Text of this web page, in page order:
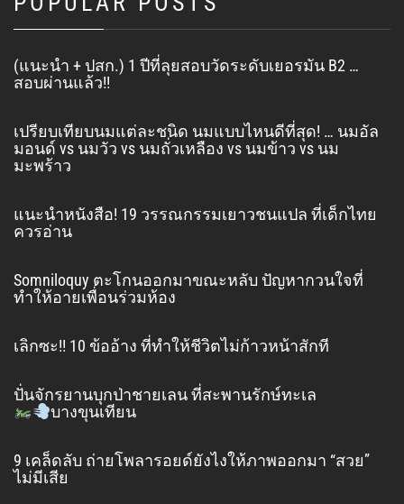
(แนะนำ + ปสก.) 1 ปีที่ลุยสอบวัดระดับเยอรมัน B2 …
สอบผ่านแล้ว!!
เปรียบเทียบนมแต่ละชนิด นมแบบไหนดีที่สุด! … นมอัล
มอนด์ vs นมวัว vs นมถั่วเหลือง vs นมข้าว vs นม
มะพร้าว
แนะนำหนังสือ! 19 วรรณกรรมเยาวชนแปล ที่เด็กไทย
ควรอ่าน
Somniloquy ตะโกนออกมาขณะหลับ ปัญหากวนใจที่
ทำให้อายเพื่อนร่วมห้อง
เลิกซะ!! 10 ข้ออ้าง ที่ทำให้ชีวิตไม่ก้าวหน้าสักที
ปั่นจักรยานบุกป่าชายเลน ที่สะพานรักษ์ทะเล
บางขุนเทียน
9 เคล็ดลับ ถ่ายโพลารอยด์ยังไงให้ภาพออกมา “สวย”
ไม่มีเสีย